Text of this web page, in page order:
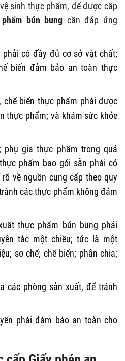
sinh thực phẩm, để được cấp
bún bung cần đáp ứng
có đầy đủ cơ sở vật chất;
biến đảm bảo an toàn thực
biến thực phẩm phải được
thực phẩm; và khám sức khỏe
phụ gia thực phẩm trong quá
phẩm bao gói sẵn phải có
về nguồn cung cấp theo quy
các thực phẩm không đảm
thực phẩm bún bung phải
tắc một chiều; tức là một
sơ chế; chế biến; phân chia;
các phòng sản xuất, để tránh
phải đảm bảo an toàn cho